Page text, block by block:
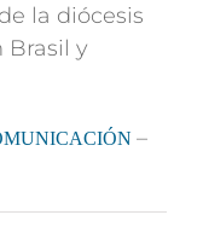
la diócesis
Brasil y
–